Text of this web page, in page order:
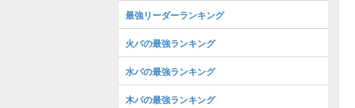
最強リーダーランキング
火パの最強ランキング
水パの最強ランキング
木パの最強ランキング